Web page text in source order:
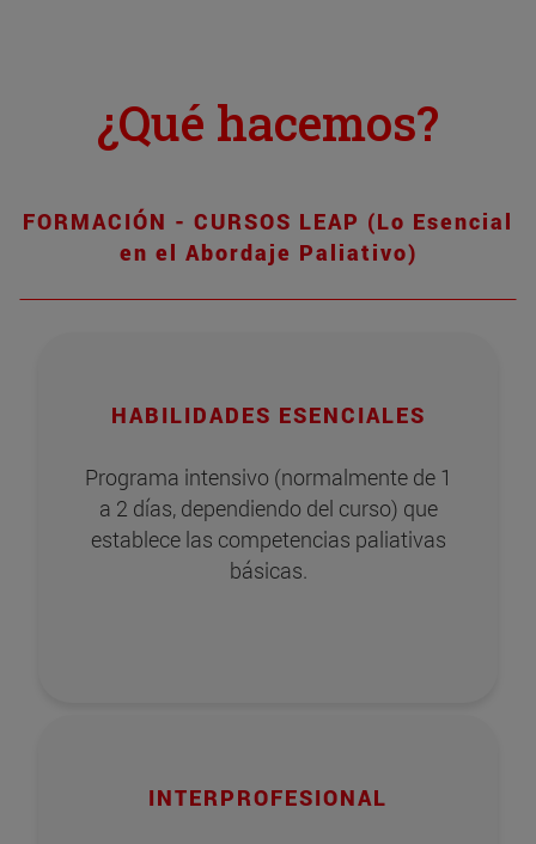
¿Qué hacemos?
FORMACIÓN - CURSOS LEAP (Lo Esencial
en el Abordaje Paliativo)
HABILIDADES ESENCIALES
Programa intensivo (normalmente de 1
a 2 días, dependiendo del curso) que
establece las competencias paliativas
básicas.
INTERPROFESIONAL